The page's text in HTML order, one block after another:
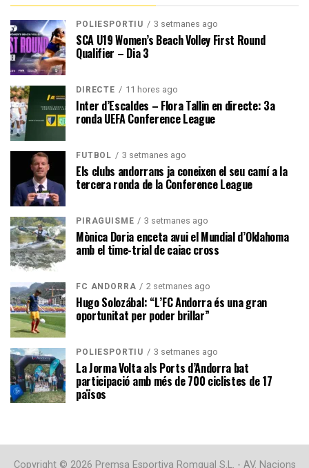
POLIESPORTIU 3 setmanes ago
SCA U19 Women’s Beach Volley First Round
Qualifier – Dia 3
DIRECTE 11 hores ago
Inter d’Escaldes – Flora Tallin en directe: 3a
ronda UEFA Conference League
FUTBOL 3 setmanes ago
Els clubs andorrans ja coneixen el seu camí a la
tercera ronda de la Conference League
PIRAGÜISME 3 setmanes ago
Mònica Doria enceta avui el Mundial d’Oklahoma
amb el time-trial de caiac cross
FC ANDORRA 2 setmanes ago
Hugo Solozábal: “L’FC Andorra és una gran
oportunitat per poder brillar”
POLIESPORTIU 3 setmanes ago
La Jorma Volta als Ports d’Andorra bat
participació amb més de 700 ciclistes de 17
països
Copyright © 2026 Premsa Esportiva Romgual S.L. - AV. Nacions